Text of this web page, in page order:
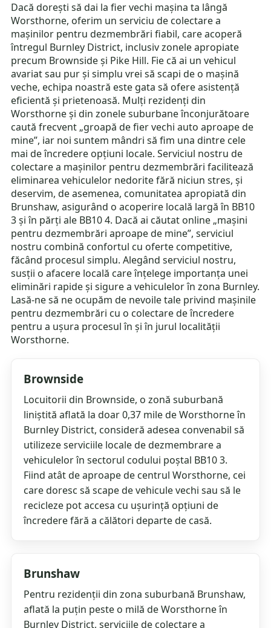
Dacă dorești să dai la fier vechi mașina ta lângă
Worsthorne, oferim un serviciu de colectare a
mașinilor pentru dezmembrări fiabil, care acoperă
întregul Burnley District, inclusiv zonele apropiate
precum Brownside și Pike Hill. Fie că ai un vehicul
avariat sau pur și simplu vrei să scapi de o mașină
veche, echipa noastră este gata să ofere asistență
eficientă și prietenoasă. Mulți rezidenți din
Worsthorne și din zonele suburbane înconjurătoare
caută frecvent „groapă de fier vechi auto aproape de
mine”, iar noi suntem mândri să fim una dintre cele
mai de încredere opțiuni locale. Serviciul nostru de
colectare a mașinilor pentru dezmembrări facilitează
eliminarea vehiculelor nedorite fără niciun stres, și
deservim, de asemenea, comunitatea apropiată din
Brunshaw, asigurând o acoperire locală largă în BB10
3 și în părți ale BB10 4. Dacă ai căutat online „mașini
pentru dezmembrări aproape de mine”, serviciul
nostru combină confortul cu oferte competitive,
făcând procesul simplu. Alegând serviciul nostru,
susții o afacere locală care înțelege importanța unei
eliminări rapide și sigure a vehiculelor în zona Burnley.
Lasă-ne să ne ocupăm de nevoile tale privind mașinile
pentru dezmembrări cu o colectare de încredere
pentru a ușura procesul în și în jurul localității
Worsthorne.
Brownside
Locuitorii din Brownside, o zonă suburbană
liniștită aflată la doar 0,37 mile de Worsthorne în
Burnley District, consideră adesea convenabil să
utilizeze serviciile locale de dezmembrare a
vehiculelor în sectorul codului poștal BB10 3.
Fiind atât de aproape de centrul Worsthorne, cei
care doresc să scape de vehicule vechi sau să le
recicleze pot accesa cu ușurință opțiuni de
încredere fără a călători departe de casă.
Brunshaw
Pentru rezidenții din zona suburbană Brunshaw,
aflată la puțin peste o milă de Worsthorne în
Burnley District, serviciile de colectare a